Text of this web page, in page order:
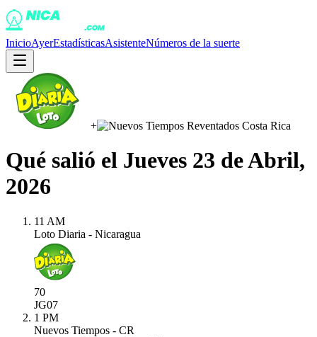
InicioAyerEstadísticasAsistenteNúmeros de la suerte
+
Qué salió el Jueves 23 de Abril,
2026
11 AM
Loto Diaria - Nicaragua
70
JG07
1 PM
Nuevos Tiempos - CR